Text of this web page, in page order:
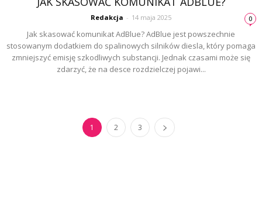
Redakcja - 14 maja 2025 0
Jak skasować komunikat AdBlue? AdBlue jest powszechnie
stosowanym dodatkiem do spalinowych silników diesla, który pomaga
zmniejszyć emisję szkodliwych substancji. Jednak czasami może się
zdarzyć, że na desce rozdzielczej pojawi...
1 2 3